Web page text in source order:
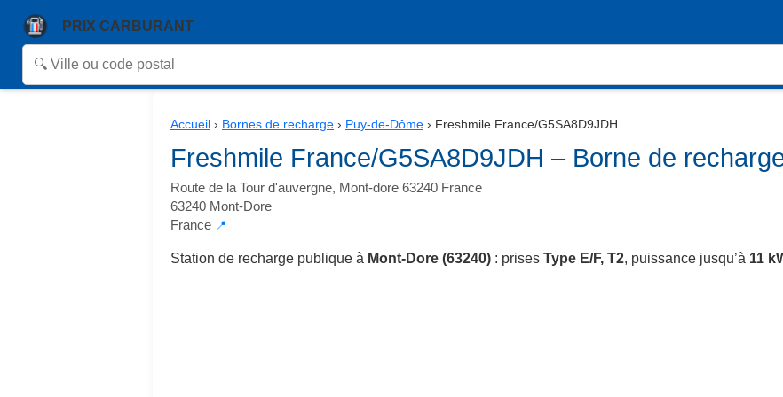
PRIX CARBURANT
Accueil › Bornes de recharge › Puy-de-Dôme › Freshmile France/G5SA8D9JDH
Freshmile France/G5SA8D9JDH – Borne de
Route de la Tour d'auvergne, Mont-dore 63240 France
63240 Mont-Dore
France 📍
Station de recharge publique à Mont-Dore (63240) : prises Type E/F, T2, puissance jusqu’à 11